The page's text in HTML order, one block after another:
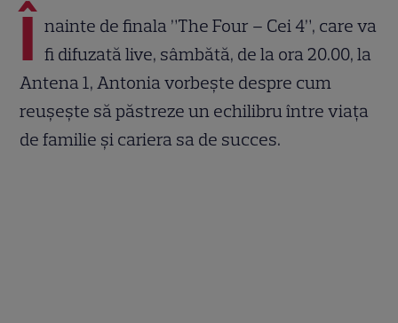
Î nainte de finala ”The Four – Cei 4”, care va
fi difuzată live, sâmbătă, de la ora 20.00, la
Antena 1, Antonia vorbește despre cum
reușește să păstreze un echilibru între viața
de familie și cariera sa de succes.